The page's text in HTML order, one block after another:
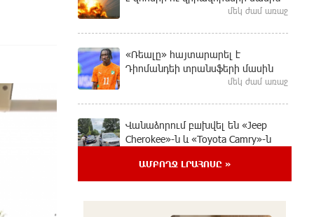
մեկ ժամ առաջ
«Ռեալը» հայտարարել է
Դիոմանդեի տրանսֆերի մասին
մեկ ժամ առաջ
Վանաձորում բшխվել են «Jeep
Cherokee»-ն և «Toyota Camry»-ն
ԱՄԲՈՂՋ ԼՐԱՀՈՍԸ »